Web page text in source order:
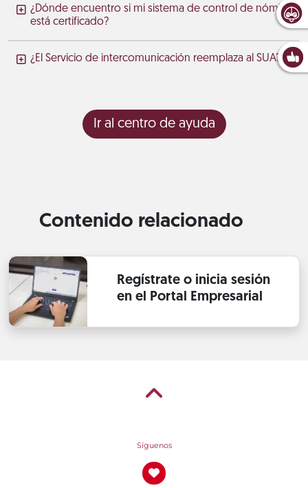
¿Dónde encuentro si mi sistema de control de nómina
está certificado?
¿El Servicio de intercomunicación reemplaza al SUA?
Ir al centro de ayuda
Contenido relacionado
Regístrate o inicia sesión
en el Portal Empresarial
Síguenos